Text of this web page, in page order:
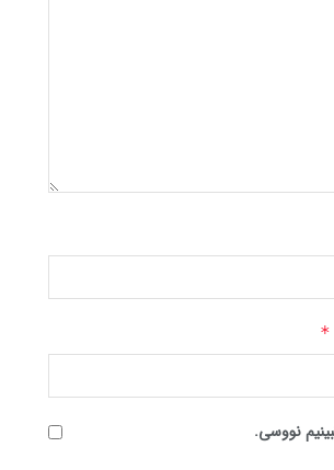
*
نووسی.